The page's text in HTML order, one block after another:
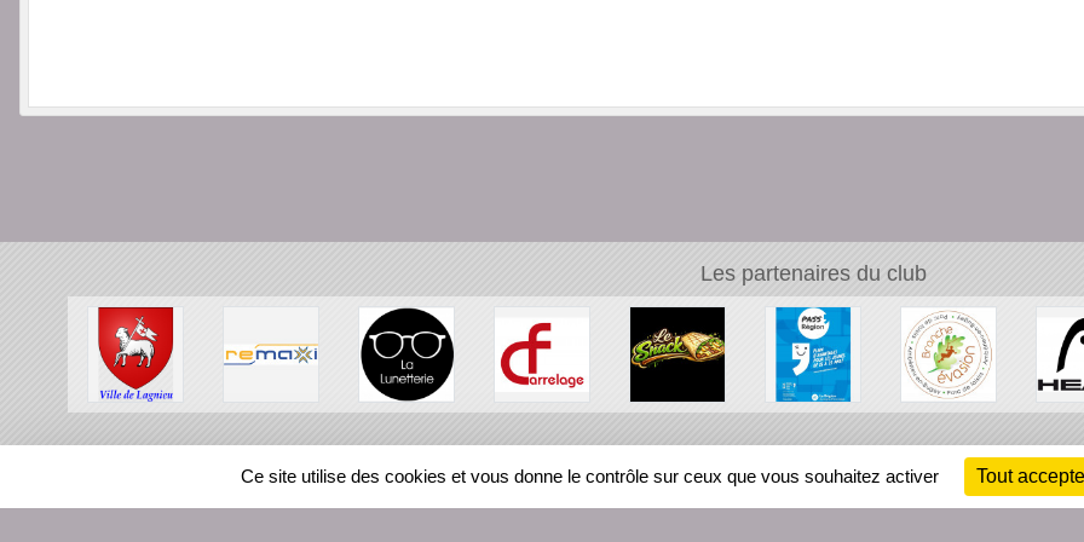
Les partenaires du club
REGIONS
Ce site utilise des cookies et vous donne le contrôle sur ceux que vous souhaitez activer Tout